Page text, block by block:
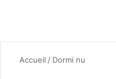
Accueil / Dormi nu